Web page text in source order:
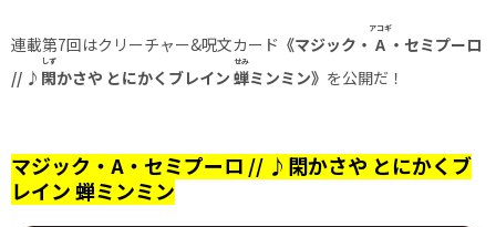
連載第7回はクリーチャー&呪文カード 《マジック・ A
アコギ
・セミプーロ
// ♪ 閑
しず
かさや とにかくブレイン 蝉
せみ
ミンミン》 を公開だ！
マジック・ A ・セミプーロ // ♪閑かさや とにかくブ
レイン 蝉ミンミン